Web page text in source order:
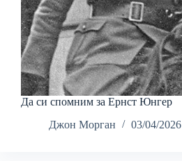
Да си спомним за Ернст Юнгер
Джон Морган
03/04/2026